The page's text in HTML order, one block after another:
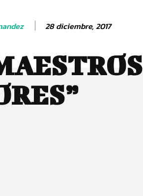
28 diciembre, 2017